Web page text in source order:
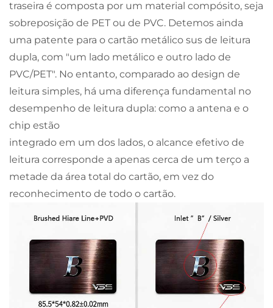
traseira é composta por um material compósito, seja
sobreposição de PET ou de PVC. Detemos ainda
uma patente para o cartão metálico sus de leitura
dupla, com "um lado metálico e outro lado de
PVC/PET". No entanto, comparado ao design de
leitura simples, há uma diferença fundamental no
desempenho de leitura dupla: como a antena e o
chip estão
integrado em um dos lados, o alcance efetivo de
leitura corresponde a apenas cerca de um terço a
metade da área total do cartão, em vez do
reconhecimento de todo o cartão.